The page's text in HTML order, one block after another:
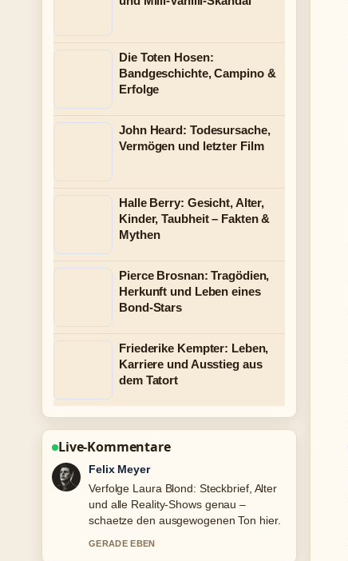
Die Toten Hosen:
Bandgeschichte, Campino &
Erfolge
John Heard: Todesursache,
Vermögen und letzter Film
Halle Berry: Gesicht, Alter,
Kinder, Taubheit – Fakten &
Mythen
Pierce Brosnan: Tragödien,
Herkunft und Leben eines
Bond-Stars
Friederike Kempter: Leben,
Karriere und Ausstieg aus
dem Tatort
Live-Kommentare
Laura Becker
Hilfreicher Kontext zu Martin
Sonneborn: Satiriker, Politiker und EU-
Abgeordneter. Bitte haltet diesen